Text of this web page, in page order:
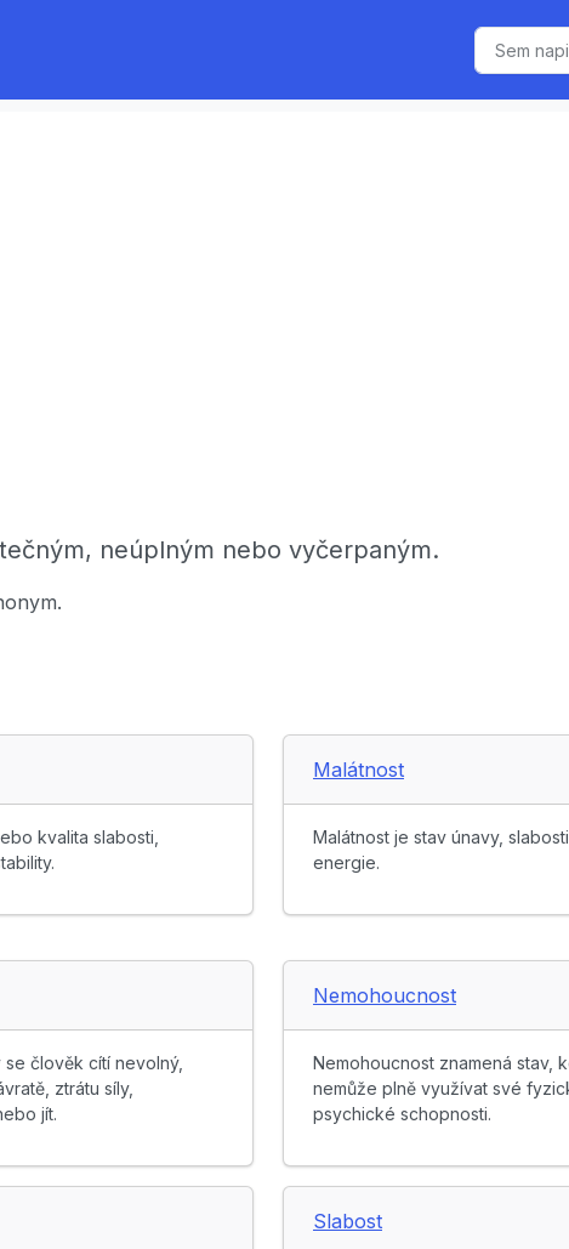
neúplným nebo vyčerpaným.
kvalita slabosti,
Malátnost
Malátnost je stav únavy,
energie.
člověk cítí nevolný,
ztrátu síly,
jít.
Nemohoucnost
Nemohoucnost znamená stav,
nemůže plně využívat své
psychické schopnosti.
Slabost